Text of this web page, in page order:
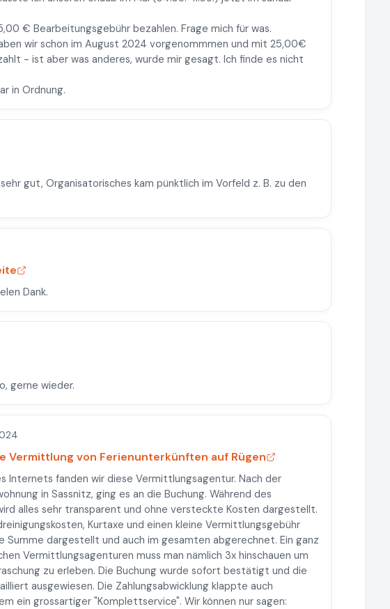
€ Bearbeitungsgebühr bezahlen. Frage mich für was.
wir schon im August 2024 vorgenommmen und mit 25,00€
- ist aber was anderes, wurde mir gesagt. Ich finde es nicht
in Ordnung.
gut, Organisatorisches kam pünktlich im Vorfeld z. B. zu den
Dank.
gerne wieder.
Vermittlung von Ferienunterkünften auf Rügen
Internets fanden wir diese Vermittlungsagentur. Nach der
in Sassnitz, ging es an die Buchung. Während des
alles sehr transparent und ohne versteckte Kosten dargestellt.
Kurtaxe und einen kleine Vermittlungsgebühr
Summe dargestellt und auch im gesamten abgerechnet. Ein ganz
Vermittlungsagenturen muss man nämlich 3x hinschauen um
zu erleben. Die Buchung wurde sofort bestätigt und die
ausgewiesen. Die Zahlungsabwicklung klappte auch
ein grossartiger "Komplettservice". Wir können nur sagen: